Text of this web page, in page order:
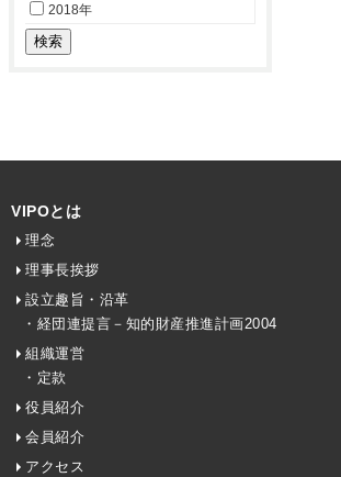
2018年
VIPOとは
理念
理事長挨拶
設立趣旨・沿革
・経団連提言－知的財産推進計画2004
組織運営
・定款
役員紹介
会員紹介
アクセス